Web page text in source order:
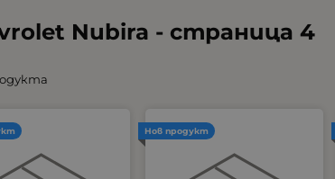
Nubira - страница 4
Нов продукт